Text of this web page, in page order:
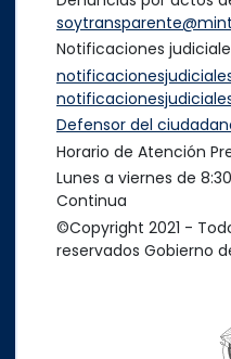
Notificaciones
Defensor del
Horario de Atención
Lunes a viernes de
Continua
©Copyright 2021 -
reservados Gobierno